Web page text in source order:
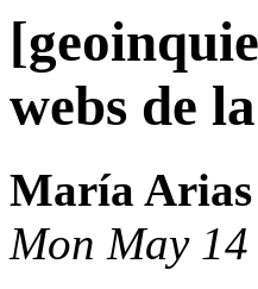
webs de
María Arias
Mon May